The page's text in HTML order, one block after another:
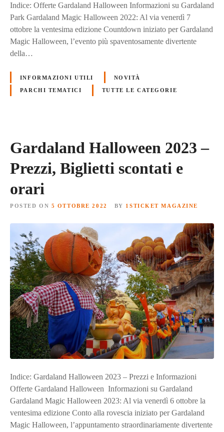
Indice: Offerte Gardaland Halloween Informazioni su Gardaland
Park Gardaland Magic Halloween 2022: Al via venerdì 7
ottobre la ventesima edizione Countdown iniziato per Gardaland
Magic Halloween, l’evento più spaventosamente divertente
della…
INFORMAZIONI UTILI NOVITÀ
PARCHI TEMATICI TUTTE LE CATEGORIE
Gardaland Halloween 2023 –
Prezzi, Biglietti scontati e
orari
POSTED ON 5 OTTOBRE 2022 BY 1STICKET MAGAZINE
Indice: Gardaland Halloween 2023 – Prezzi e Informazioni
Offerte Gardaland Halloween Informazioni su Gardaland
Gardaland Magic Halloween 2023: Al via venerdì 6 ottobre la
ventesima edizione Conto alla rovescia iniziato per Gardaland
Magic Halloween, l’appuntamento straordinariamente divertente